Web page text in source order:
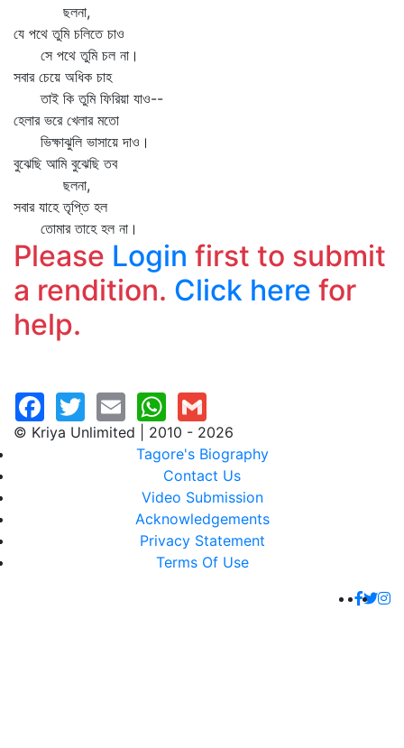
ছলনা,
যে পথে তুমি চলিতে চাও
সে পথে তুমি চল না।
সবার চেয়ে অধিক চাহ
তাই কি তুমি ফিরিয়া যাও--
হেলার ভরে খেলার মতো
ভিক্ষাঝুলি ভাসায়ে দাও।
বুঝেছি আমি বুঝেছি তব
ছলনা,
সবার যাহে তৃপ্তি হল
তোমার তাহে হল না।
Please Login first to submit
a rendition. Click here for
help.
© Kriya Unlimited | 2010 - 2026
Tagore's Biography
Contact Us
Video Submission
Acknowledgements
Privacy Statement
Terms Of Use